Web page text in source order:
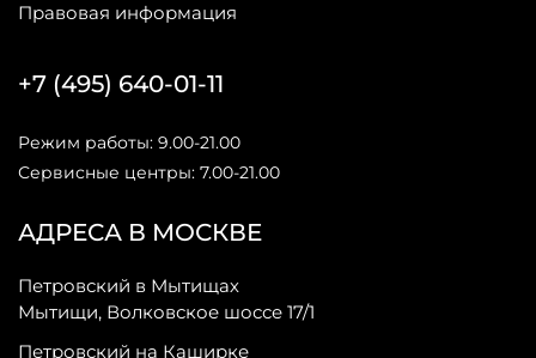
Правовая информация
АДРЕСА В МОСКВЕ
Петровский в Мытищах
Мытищи, Волковское шоссе 17/1
Петровский на Каширке
+7 (495) 640-01-11
Режим работы: 9.00-21.00
Сервисные центры: 7.00-21.00